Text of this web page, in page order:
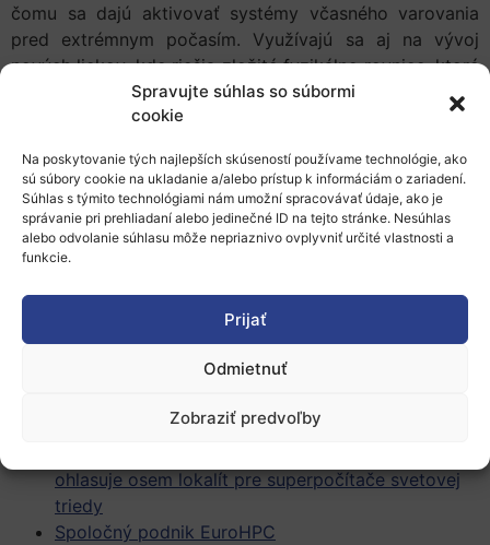
Spravujte súhlas so súbormi
cookie
Na poskytovanie tých najlepších skúseností používame technológie, ako
sú súbory cookie na ukladanie a/alebo prístup k informáciám o zariadení.
Súhlas s týmito technológiami nám umožní spracovávať údaje, ako je
správanie pri prehliadaní alebo jedinečné ID na tejto stránke. Nesúhlas
alebo odvolanie súhlasu môže nepriaznivo ovplyvniť určité vlastnosti a
funkcie.
Prijať
Odmietnuť
Zobraziť predvoľby
čomu sa dajú aktivovať systémy včasného varovania
pred extrémnym počasím. Využívajú sa aj na vývoj
nových liekov, kde riešia zložité fyzikálne rovnice, ktoré
modelujú molekulárne procesy a pôsobenie nového
lieku na ľudské tkanivá. Superpočítače nachádzajú
kde umožňujú komplexné simulácie a skúšanie
jednotlivých súčiastok i celých lietadiel a áut. Okrem
toho, keďže sú nevyhnutné na rozsiahle simulácie a
analýzu veľkých objemov dát, sú superpočítače
inteligencie a posilňovaní európskych kapacít v oblasti
kybernetickej bezpečnosti a blockchainu.
ohlasuje osem lokalít pre superpočítače svetovej
triedy
Spoločný podnik EuroHPC